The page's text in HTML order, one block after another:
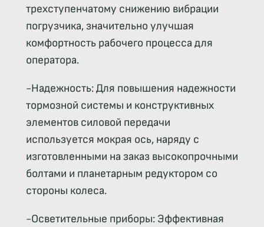
трехступенчатому снижению вибрации
погрузчика, значительно улучшая
комфортность рабочего процесса для
оператора.
-Надежность: Для повышения надежности
тормозной системы и конструктивных
элементов силовой передачи
используется мокрая ось, наряду с
изготовленными на заказ высокопрочными
болтами и планетарным редуктором со
стороны колеса.
-Осветительные приборы: Эффективная